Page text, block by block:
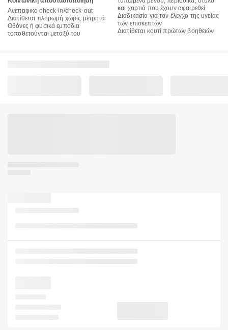
Ανεπαφικό check-in/check-out
Διατίθεται πληρωμή χωρίς μετρητά
Οθόνες ή φυσικά εμπόδια
τοποθετούνται μεταξύ του
και χαρτιά που έχουν αφαιρεθεί
Διαδικασία για τον έλεγχο της υγείας
των επισκεπτών
Διατίθεται κουτί πρώτων βοηθειών